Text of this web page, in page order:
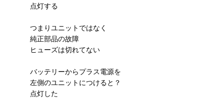
点灯する
つまりユニットではなく
純正部品の故障
ヒューズは切れてない
バッテリーからプラス電源を
左側のユニットにつけると？
点灯した